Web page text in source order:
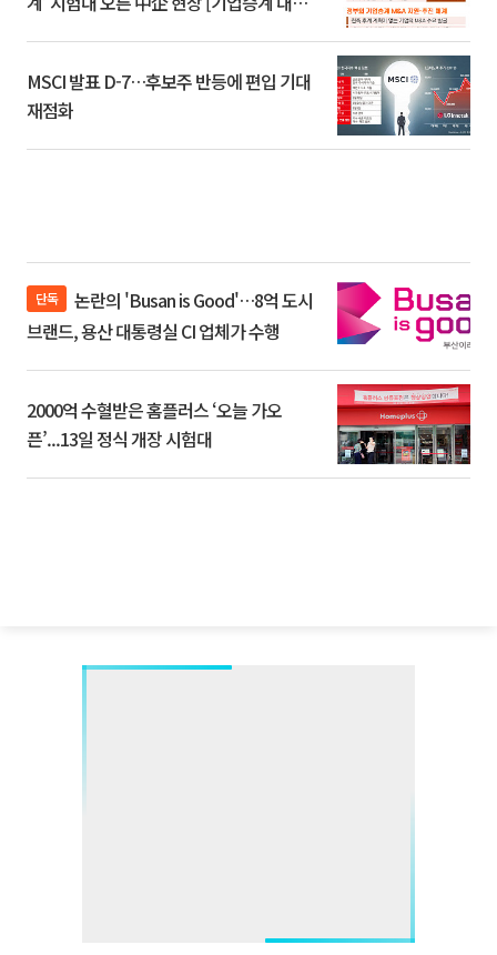
MSCI 발표 D-7…후보주 반등에 편입 기대
재점화
단독
브랜드, 용산 대통령실 CI 업체가 수행
2000억 수혈받은 홈플러스 ‘오늘 가오
픈’...13일 정식 개장 시험대